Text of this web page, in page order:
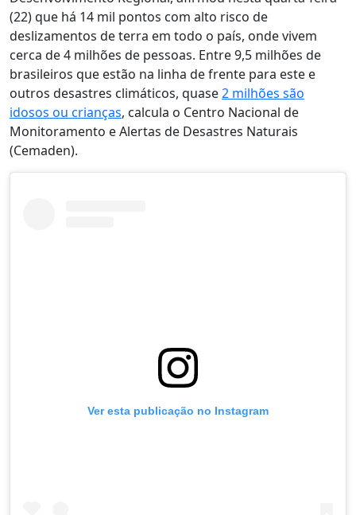
(22) que há 14 mil pontos com alto risco de
deslizamentos de terra em todo o país, onde vivem
cerca de 4 milhões de pessoas. Entre 9,5 milhões de
brasileiros que estão na linha de frente para este e
outros desastres climáticos, quase2 milhões são
idosos ou crianças, calcula o Centro Nacional de
Monitoramento e Alertas de Desastres Naturais
(Cemaden).
Ver esta publicação no Instagram